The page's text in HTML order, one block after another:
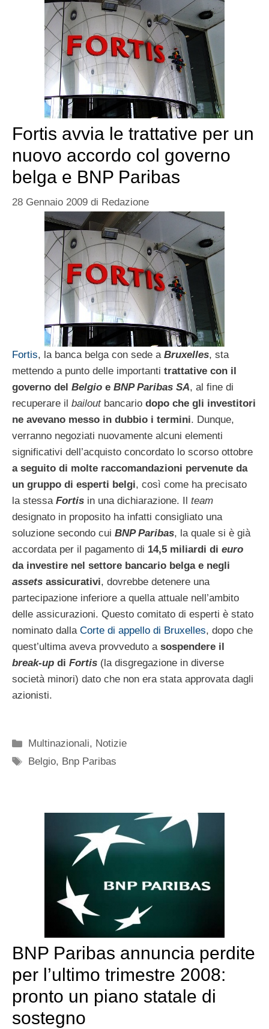
Fortis avvia le trattative per un
nuovo accordo col governo
belga e BNP Paribas
28 Gennaio 2009 di Redazione
Fortis, la banca belga con sede a Bruxelles, sta
mettendo a punto delle importanti trattative con il
governo del Belgio e BNP Paribas SA, al fine di
recuperare il bailoutbancario dopo che gli investitori
ne avevano messo in dubbio i termini. Dunque,
verranno negoziati nuovamente alcuni elementi
significativi dell’acquisto concordato lo scorso ottobre
a seguito di molte raccomandazioni pervenute da
un gruppo di esperti belgi, così come ha precisato
la stessa Fortis in una dichiarazione. Il team
designato in proposito ha infatti consigliato una
soluzione secondo cui BNP Paribas, la quale si è già
accordata per il pagamento di 14,5 miliardi di euro
da investire nel settore bancario belga e negli
assets assicurativi, dovrebbe detenere una
partecipazione inferiore a quella attuale nell’ambito
delle assicurazioni. Questo comitato di esperti è stato
nominato dalla Corte di appello di Bruxelles, dopo che
quest’ultima aveva provveduto a sospendere il
break-up di Fortis (la disgregazione in diverse
società minori) dato che non era stata approvata dagli
azionisti.
Categorie
Multinazionali, Notizie
Tag
Belgio, Bnp Paribas
BNP Paribas annuncia perdite
per l’ultimo trimestre 2008:
pronto un piano statale di
sostegno